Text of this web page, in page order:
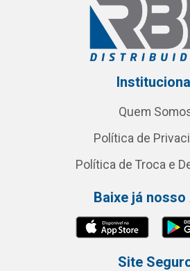
Quem
Política de
Política de Troca e
Baixe já nosso
Site